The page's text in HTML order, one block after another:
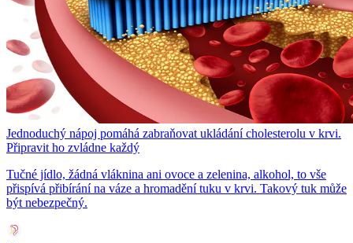
Jednoduchý nápoj pomáhá zabraňovat ukládání cholesterolu v krvi.
Připravit ho zvládne každý
Tučné jídlo, žádná vláknina ani ovoce a zelenina, alkohol, to vše
přispívá přibírání na váze a hromadění tuku v krvi. Takový tuk může
být nebezpečný.